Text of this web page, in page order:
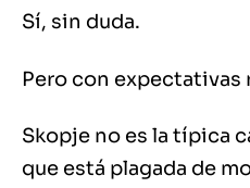
Sí, sin duda.
Pero con expectativas
Skopje no es la típica
que está plagada de